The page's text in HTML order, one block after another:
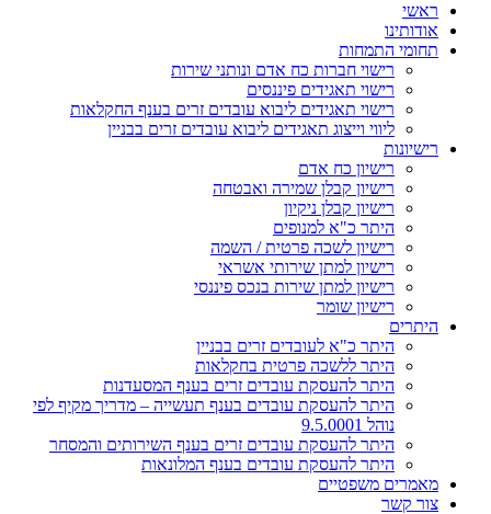
ראשי
אודותינו
תחומי התמחות
רישוי חברות כח אדם ונותני שירות
רישוי תאגידים פיננסים
רישוי תאגידים ליבוא עובדים זרים בענף החקלאות
ליווי וייצוג תאגידים ליבוא עובדים זרים בבניין
רישיונות
רישיון כח אדם
רישיון קבלן שמירה ואבטחה
רישיון קבלן ניקיון
היתר כ"א למנופים
רישיון לשכה פרטית / השמה
רישיון למתן שירותי אשראי
רישיון למתן שירות בנכס פיננסי
רישיון שומר
היתרים
היתר כ"א לעובדים זרים בבניין
היתר ללשכה פרטית בחקלאות
היתר להעסקת עובדים זרים בענף המסעדנות
היתר להעסקת עובדים בענף תעשייה – מדריך מקיף לפי
נוהל 9.5.0001
היתר להעסקת עובדים זרים בענף השירותים והמסחר
היתר להעסקת עובדים בענף המלונאות
מאמרים משפטיים
צור קשר